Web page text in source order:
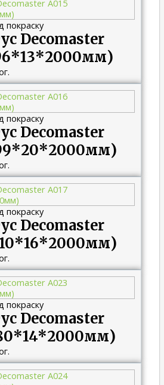
покраску
Decomaster
покраску
Decomaster
покраску
Decomaster
покраску
Decomaster